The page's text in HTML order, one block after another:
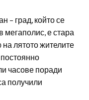
– град, който се
мегаполис, е стара
лятото жителите
часове поради
получили